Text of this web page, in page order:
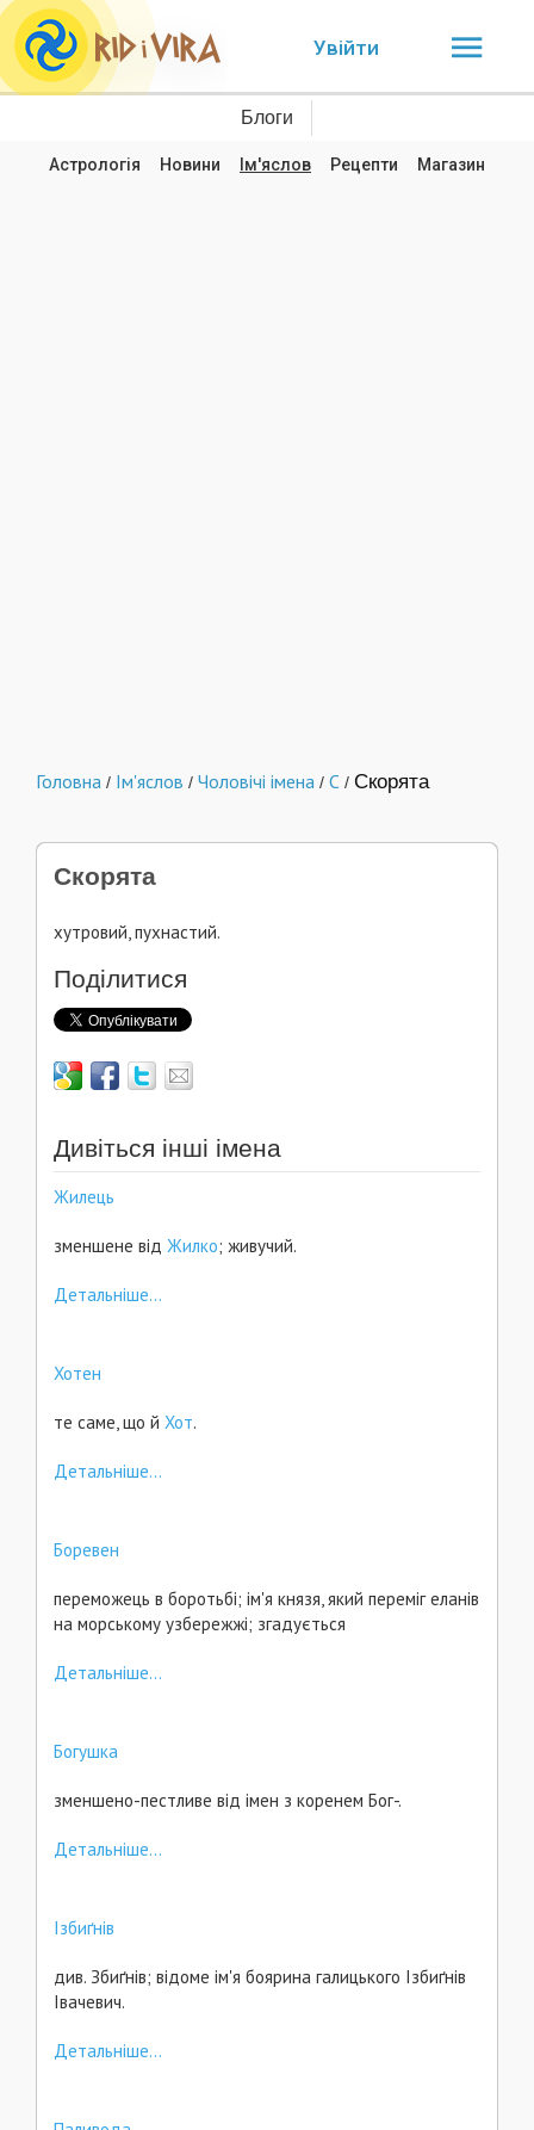
Увійти
Блоги
Астрологія Новини Ім'яслов Рецепти Магазин
Головна / Ім'яслов / Чоловічі імена / С / Скорята
Скорята
хутровий, пухнастий.
Поділитися
Дивіться інші імена
Жилець
зменшене від Жилко; живучий.
Детальніше...
Хотен
те саме, що й Хот.
Детальніше...
Боревен
переможець в боротьбі; ім'я князя, який переміг еланів
на морському узбережжі; згадується
Детальніше...
Богушка
зменшено-пестливе від імен з коренем Бог-.
Детальніше...
Ізбиґнів
див. Збиґнів; відоме ім'я боярина галицького Ізбиґнів
Івачевич.
Детальніше...